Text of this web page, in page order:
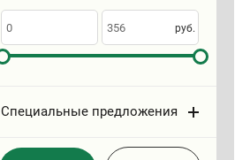
Сортировать
по
руб.
Специальные предложения